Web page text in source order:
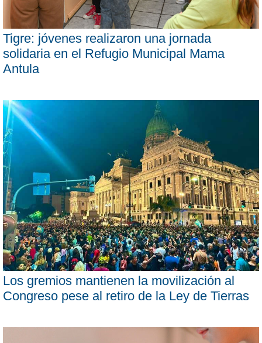
Tigre: jóvenes realizaron una jornada
solidaria en el Refugio Municipal Mama
Antula
Los gremios mantienen la movilización al
Congreso pese al retiro de la Ley de Tierras